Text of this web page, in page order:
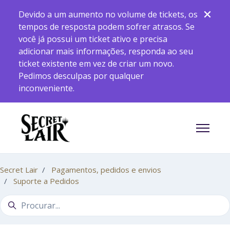
Devido a um aumento no volume de tickets, os
tempos de resposta podem sofrer atrasos. Se
você já possui um ticket ativo e precisa
adicionar mais informações, responda ao seu
ticket existente em vez de criar um novo.
Pedimos desculpas por qualquer
inconveniente.
Alternar
Secret Lair
Pagamentos, pedidos e envios
Suporte a Pedidos
Pesquisa